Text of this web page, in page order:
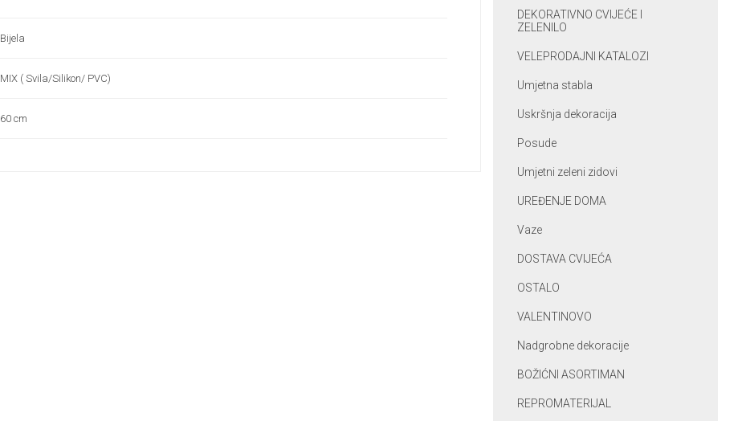
Bijela
MIX ( Svila/Silikon/ PVC)
60 cm
DEKORATIVNO CVIJEĆE I
ZELENILO
VELEPRODAJNI KATALOZI
Umjetna stabla
Uskršnja dekoracija
Posude
Umjetni zeleni zidovi
UREĐENJE DOMA
Vaze
DOSTAVA CVIJEĆA
OSTALO
VALENTINOVO
Nadgrobne dekoracije
BOŽIĆNI ASORTIMAN
REPROMATERIJAL